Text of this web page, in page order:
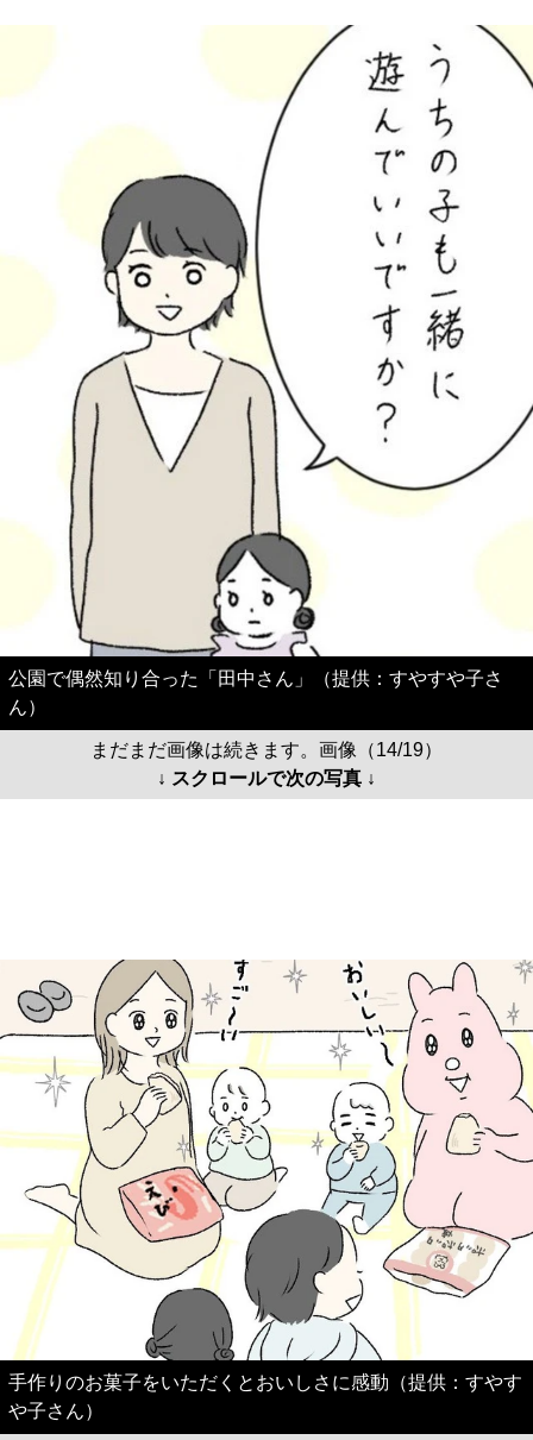
公園で偶然知り合った「田中さん」（提供：すやすや子さ
ん）
まだまだ画像は続きます。画像（14/19）
↓ スクロールで次の写真 ↓
手作りのお菓子をいただくとおいしさに感動（提供：すやす
や子さん）